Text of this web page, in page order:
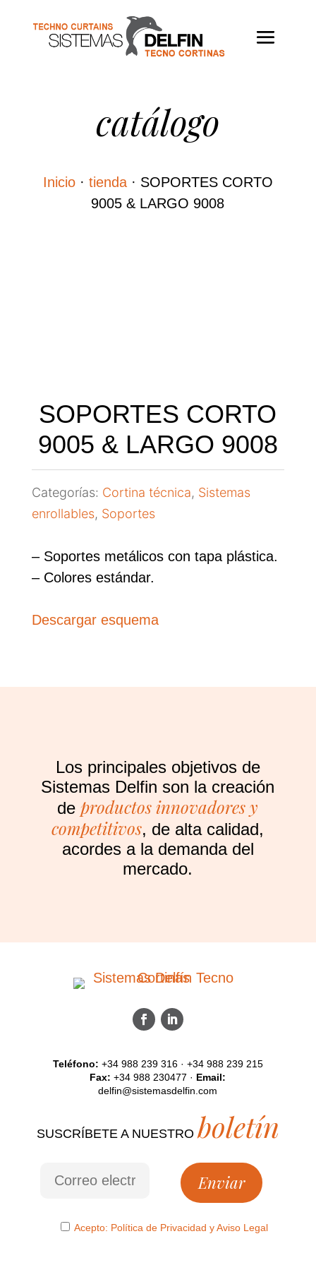
catálogo
Inicio· tienda· SOPORTES CORTO
9005 & LARGO 9008
SOPORTES CORTO
9005 & LARGO 9008
Categorías: Cortina técnica, Sistemas
enrollables, Soportes
– Soportes metálicos con tapa plástica.
– Colores estándar.
Descargar esquema
Los principales objetivos de
Sistemas Delfin son la creación
deproductos innovadores y
competitivos, de alta calidad,
acordes a la demanda del
mercado.
Teléfono: +34 988 239 316 · +34 988 239 215
Fax: +34 988 230477 · Email:
delfin@sistemasdelfin.com
SUSCRÍBETE A NUESTROboletín
Acepto: Política de Privacidad yAviso Legal